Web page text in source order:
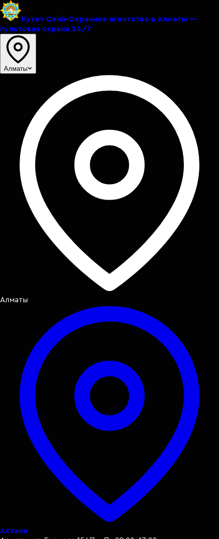
Кузет СенiмОхранное агентство в Алматы —
пультовая охрана 24/7
Алматы
Алматы
Астана